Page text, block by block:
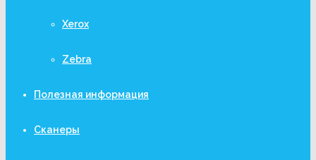
Xerox
Zebra
Полезная информация
Сканеры